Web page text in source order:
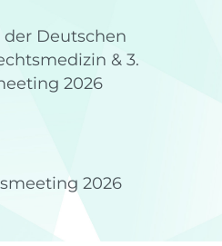
der Deutschen
& 3.
2026
2026